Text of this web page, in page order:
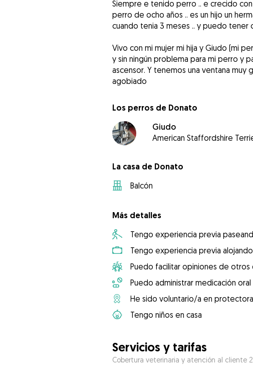
Siempre e tenido perro .. e crecido
perro de ocho años .. es un hijo un
cuando tenia 3 meses .. y puedo
Vivo con mi mujer mi hija y Giudo (mi
y sin ningún problema para mi perro y
ascensor. Y tenemos una ventana
agobiado
Los perros de Donato
Giudo
American Staffordshire
La casa de Donato
Balcón
Más detalles
Tengo experiencia previa
Tengo experiencia previa
Puedo facilitar opiniones de otros
Puedo administrar medicación oral
He sido voluntario/a en
Tengo niños en casa
Servicios y tarifas
Cobertura veterinaria y atención al cliente